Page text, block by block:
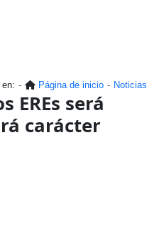
Página de inicio Noticias
EREs será
carácter